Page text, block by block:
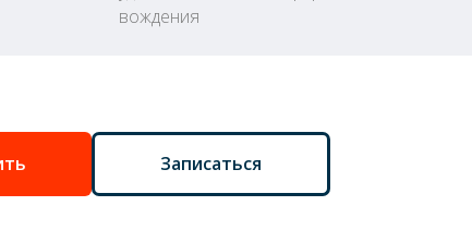
вождения
Записаться